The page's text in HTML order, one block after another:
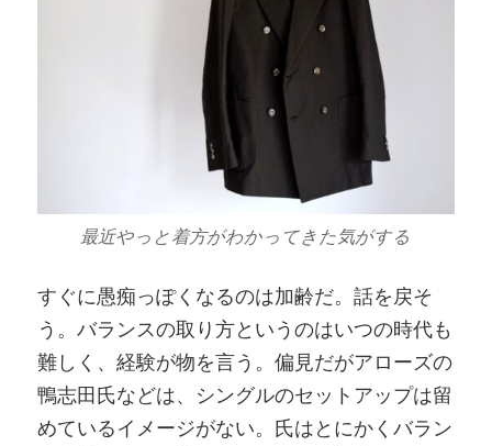
最近やっと着方がわかってきた気がする
すぐに愚痴っぽくなるのは加齢だ。話を戻そ
う。バランスの取り方というのはいつの時代も
難しく、経験が物を言う。偏見だがアローズの
鴨志田氏などは、シングルのセットアップは留
めているイメージがない。氏はとにかくバラン